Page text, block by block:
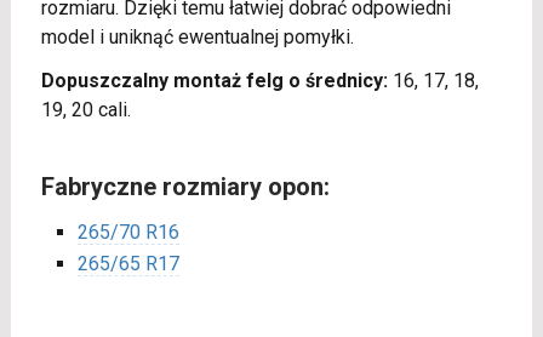
rozmiaru. Dzięki temu łatwiej dobrać odpowiedni
model i uniknąć ewentualnej pomyłki.
Dopuszczalny montaż felg o średnicy:16, 17, 18,
19, 20 cali.
Fabryczne rozmiary opon:
265/70 R16
265/65 R17